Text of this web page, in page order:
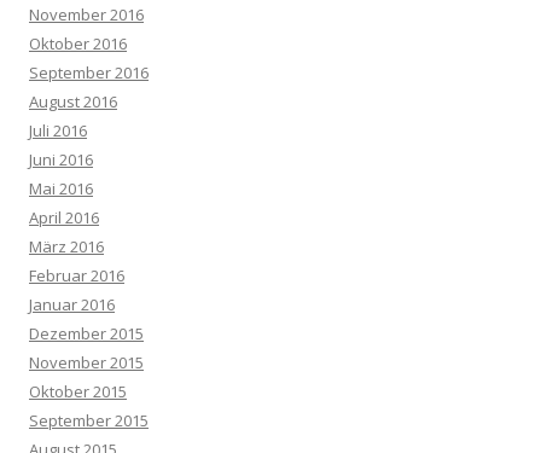
November 2016
Oktober 2016
September 2016
August 2016
Juli 2016
Juni 2016
Mai 2016
April 2016
März 2016
Februar 2016
Januar 2016
Dezember 2015
November 2015
Oktober 2015
September 2015